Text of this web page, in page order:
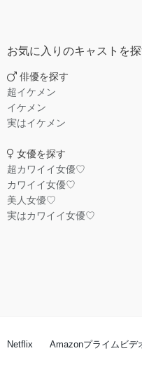
お気に入りのキャストを
俳優を探す
超イケメン
イケメン
実はイケメン
女優を探す
超カワイイ女優♡
カワイイ女優♡
美人女優♡
実はカワイイ女優♡
Netflix Amazonプライムビデ